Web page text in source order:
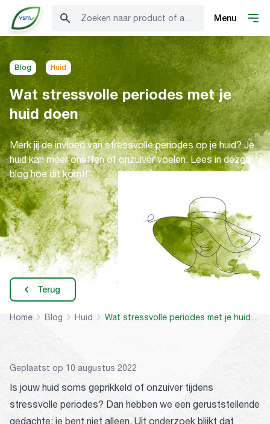
Zoeken naar product of advies Menu
Blog Huid
Wat stressvolle periodes met je
huid doen
Merk jij de invloed van stressvolle periodes op je huid? Je
huid kan meer oneffen of onzuiver voelen. Lees in deze
blog hoe dit komt!
Terug
Home Blog Huid Wat stressvolle periodes met je huid doen
Geplaatst op 10 augustus 2022
Is jouw huid soms geprikkeld of onzuiver tijdens
stressvolle periodes? Dan hebben we een geruststellende
gedachte: je bent niet alleen. Uit onderzoek blijkt dat